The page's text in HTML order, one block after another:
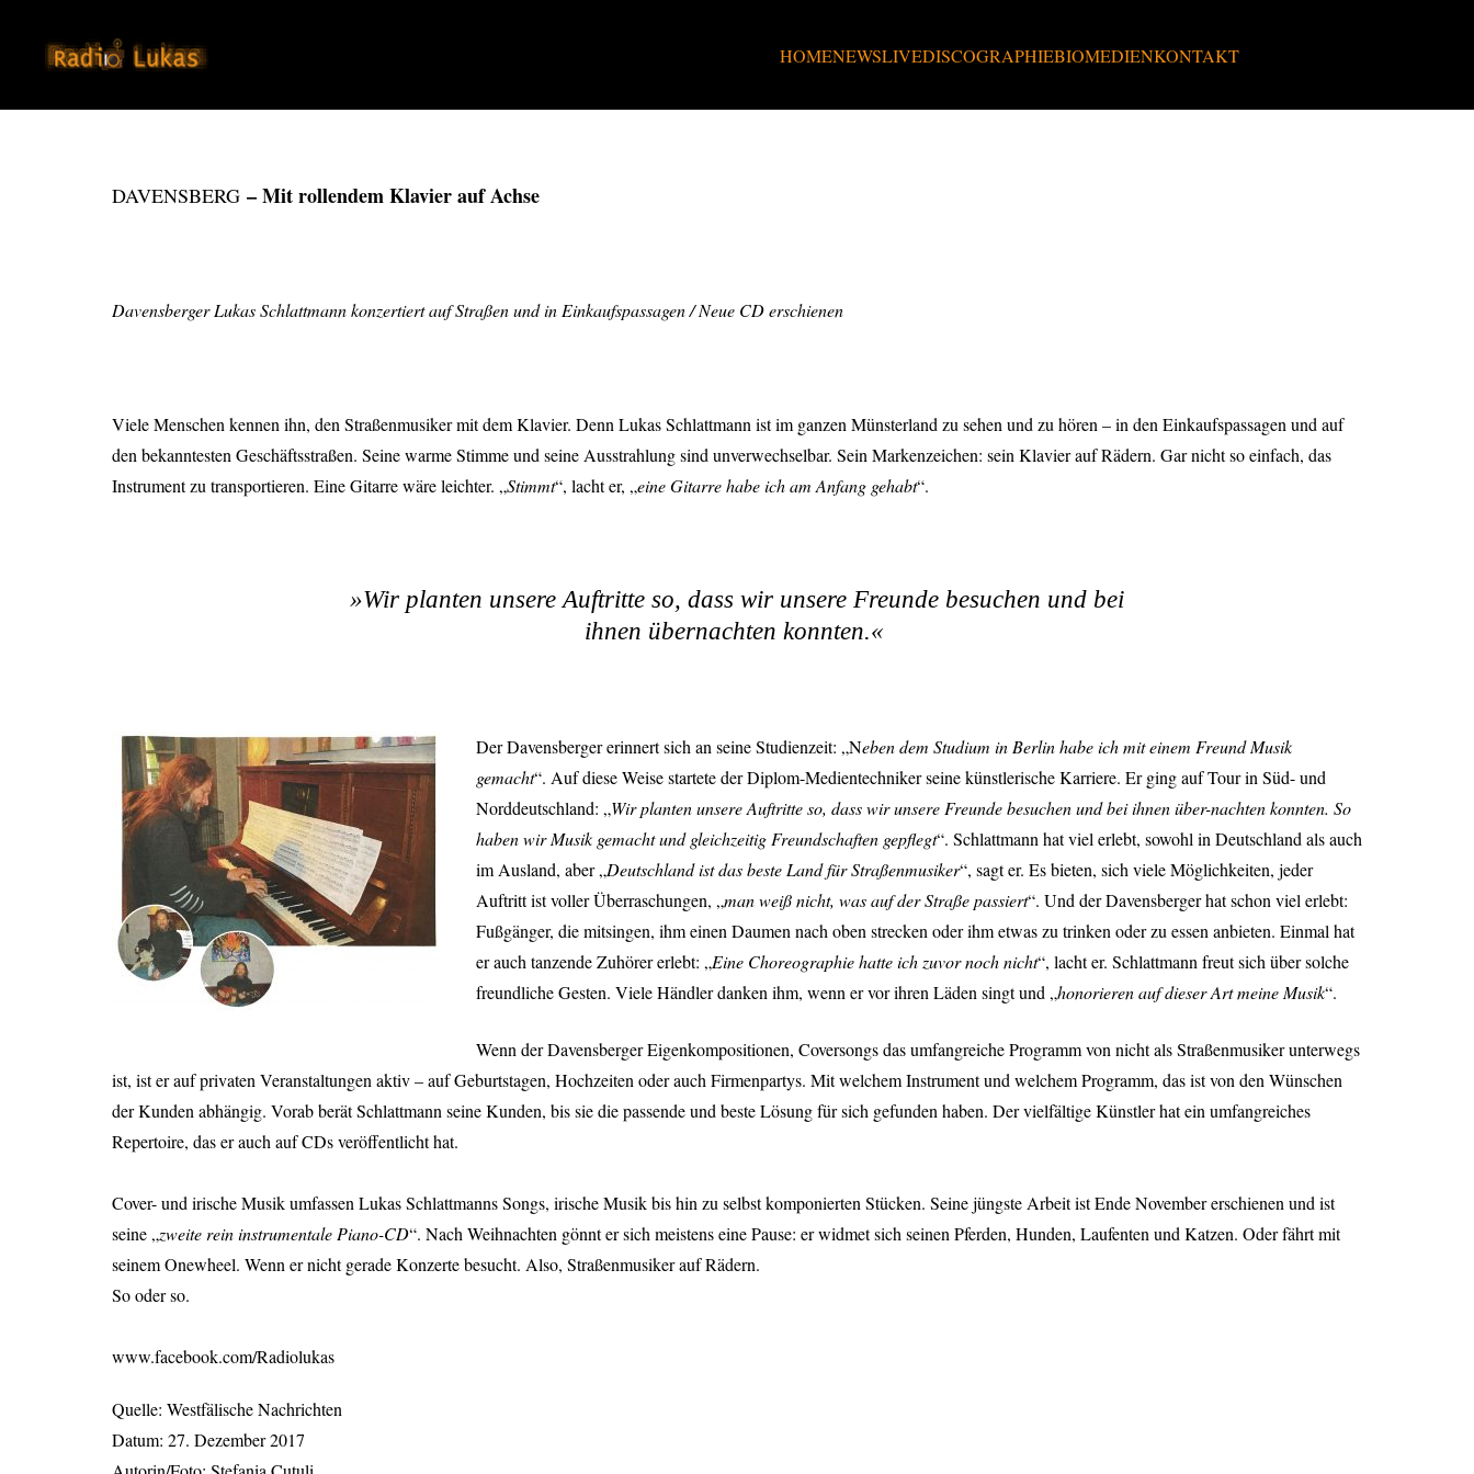
HOMENEWSLIVEDISCOGRAPHIEBIOMEDIENKONTAKT
DAVENSBERG – Mit rollendem Klavier auf Achse
Davensberger Lukas Schlattmann konzertiert auf Straßen und in Einkaufspassagen / Neue CD erschienen
Viele Menschen kennen ihn, den Straßenmusiker mit dem Klavier. Denn Lukas Schlattmann ist im ganzen Münsterland zu sehen und zu hören – in den Einkaufspassagen und auf
den bekanntesten Geschäftsstraßen. Seine warme Stimme und seine Ausstrahlung sind unverwechselbar. Sein Markenzeichen: sein Klavier auf Rädern. Gar nicht so einfach, das
Instrument zu transportieren. Eine Gitarre wäre leichter. „Stimmt“, lacht er, „eine Gitarre habe ich am Anfang gehabt“.
»Wir planten unsere Auftritte so, dass wir unsere Freunde besuchen und bei
ihnen übernachten konnten.«
Der Davensberger erinnert sich an seine Studienzeit: „Neben dem Studium in Berlin habe ich mit einem Freund Musik
gemacht“. Auf diese Weise startete der Diplom-Medientechniker seine künstlerische Karriere. Er ging auf Tour in Süd- und
Norddeutschland: „Wir planten unsere Auftritte so, dass wir unsere Freunde besuchen und bei ihnen über-nachten konnten. So
haben wir Musik gemacht und gleichzeitig Freundschaften gepflegt“. Schlattmann hat viel erlebt, sowohl in Deutschland als auch
im Ausland, aber „Deutschland ist das beste Land für Straßenmusiker“, sagt er. Es bieten, sich viele Möglichkeiten, jeder
Auftritt ist voller Überraschungen, „man weiß nicht, was auf der Straße passiert“. Und der Davensberger hat schon viel erlebt:
Fußgänger, die mitsingen, ihm einen Daumen nach oben strecken oder ihm etwas zu trinken oder zu essen anbieten. Einmal hat
er auch tanzende Zuhörer erlebt: „Eine Choreographie hatte ich zuvor noch nicht“, lacht er. Schlattmann freut sich über solche
freundliche Gesten. Viele Händler danken ihm, wenn er vor ihren Läden singt und „honorieren auf dieser Art meine Musik“.
Wenn der Davensberger Eigenkompositionen, Coversongs das umfangreiche Programm von nicht als Straßenmusiker unterwegs
ist, ist er auf privaten Veranstaltungen aktiv – auf Geburtstagen, Hochzeiten oder auch Firmenpartys. Mit welchem Instrument und welchem Programm, das ist von den Wünschen
der Kunden abhängig. Vorab berät Schlattmann seine Kunden, bis sie die passende und beste Lösung für sich gefunden haben. Der vielfältige Künstler hat ein umfangreiches
Repertoire, das er auch auf CDs veröffentlicht hat.
Cover- und irische Musik umfassen Lukas Schlattmanns Songs, irische Musik bis hin zu selbst komponierten Stücken. Seine jüngste Arbeit ist Ende November erschienen und ist
seine „zweite rein instrumentale Piano-CD“. Nach Weihnachten gönnt er sich meistens eine Pause: er widmet sich seinen Pferden, Hunden, Laufenten und Katzen. Oder fährt mit
seinem Onewheel. Wenn er nicht gerade Konzerte besucht. Also, Straßenmusiker auf Rädern.
So oder so.
www.facebook.com/Radiolukas
Quelle: Westfälische Nachrichten
Datum: 27. Dezember 2017